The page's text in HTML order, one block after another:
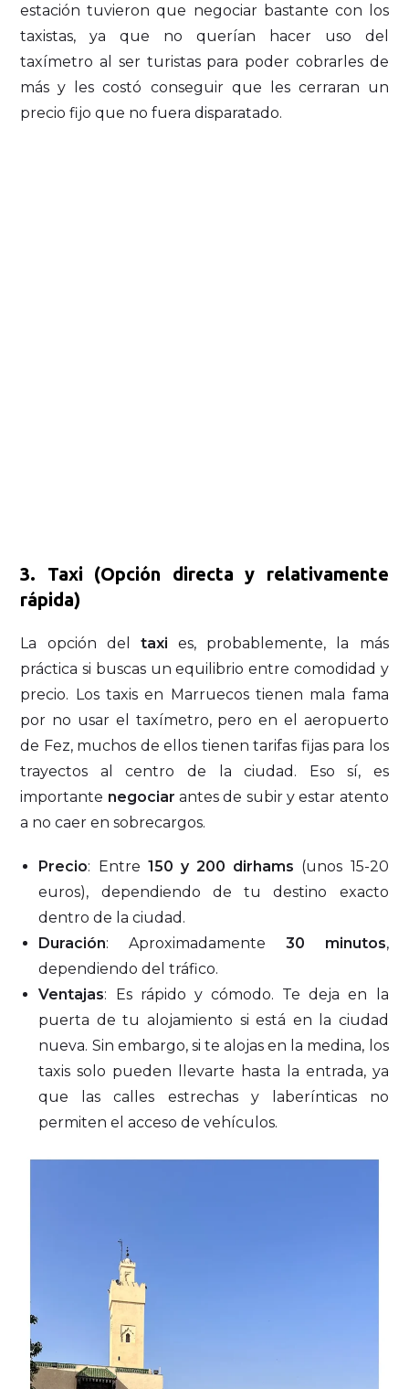
estación tuvieron que negociar bastante con los
taxistas, ya que no querían hacer uso del
taxímetro al ser turistas para poder cobrarles de
más y les costó conseguir que les cerraran un
precio fijo que no fuera disparatado.
3. Taxi (Opción directa y relativamente
rápida)
La opción del taxi es, probablemente, la más
práctica si buscas un equilibrio entre comodidad y
precio. Los taxis en Marruecos tienen mala fama
por no usar el taxímetro, pero en el aeropuerto
de Fez, muchos de ellos tienen tarifas fijas para los
trayectos al centro de la ciudad. Eso sí, es
importante negociar antes de subir y estar atento
a no caer en sobrecargos.
Precio: Entre 150 y 200 dirhams (unos 15-20
euros), dependiendo de tu destino exacto
dentro de la ciudad.
Duración: Aproximadamente 30 minutos,
dependiendo del tráfico.
Ventajas: Es rápido y cómodo. Te deja en la
puerta de tu alojamiento si está en la ciudad
nueva. Sin embargo, si te alojas en la medina, los
taxis solo pueden llevarte hasta la entrada, ya
que las calles estrechas y laberínticas no
permiten el acceso de vehículos.